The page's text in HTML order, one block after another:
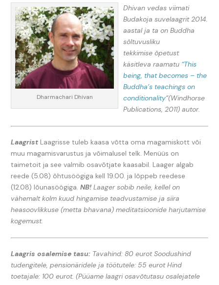
Dharmachari Dhivan
Dhivan vedas viimati
Budakoja suvelaagrit 2014.
aastal ja ta on Buddha
sõltuvusliku
tekkimise õpetust
käsitleva raamatu “This
being, that becomes – the
Buddha’s teachings on
conditionality”(Windhorse
Publications, 2011) autor.
Laagrist Laagrisse tuleb kaasa võtta oma magamiskott või
muu magamisvarustus ja võimalusel telk. Menüüs on
taimetoit ja see valmib osavõtjate kaasabil. Laager algab
reede (5.08) õhtusöögiga kell 19.00. ja lõppeb reedese
(12.08) lõunasöögiga.NB! Laager sobib neile, kellel on
vähemalt kolm kuud hingamise teadvustamise ja siira
heasoovlikkuse (metta bhavana) meditatsioonide harjutamise
kogemust.
Laagris osalemise tasu: Tavahind: 80 eurot Soodushind
tudengitele, pensionäridele ja töötutele: 55 eurot Hind
toetajale: 100 eurot. (Püüame laagri osavõtutasu osalejatele